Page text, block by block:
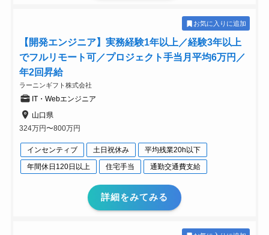
お気に入りに追加
【開発エンジニア】実務経験1年以上／経験3年以上
でフルリモート可／プロジェクト手当月平均6万円／
年2回昇給
ラーニンギフト株式会社
IT・Webエンジニア
山口県
324万円〜800万円
インセンティブ 土日祝休み
平均残業20h以下
年間休日120日以上
住宅手当 通勤交通費支給
詳細をみてみる